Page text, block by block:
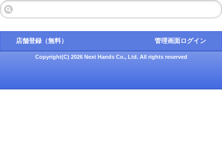
店舗登録（無料） 管理画面ログイン
Copyright(C) 2026 Next Hands Co., Ltd. All rights reserved